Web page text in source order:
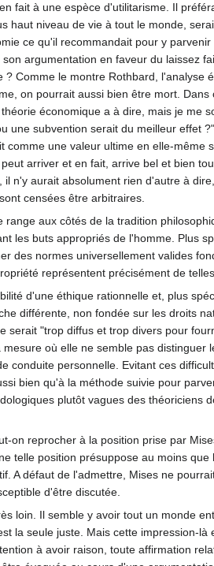
fait à une espèce d'utilitarisme. Il
haut niveau de vie à tout le monde,
ce qu'il recommandait pour y
argumentation en faveur du laissez
Comme le montre Rothbard,
on pourrait aussi bien être mort.
économique a à dire, mais je
une subvention serait du meilleur effet
comme une valeur ultime en elle-
arriver et en fait, arrive bel et bien
n'y aurait absolument rien d'autre à
censées être arbitraires.
range aux côtés de la tradition
les buts appropriés de l'homme. Plus
des normes universellement valides
représentent précisément de
d'une éthique rationnelle et, plus
différente, non fondée sur les droits
serait "trop diffus et trop divers pour
où elle ne semble pas
conduite personnelle. Evitant ces
bien qu'à la méthode suivie pour
plutôt vagues des
on reprocher à la position prise par
telle position présuppose au moins
A défaut de l'admettre, Mises ne
d'être discutée.
loin. Il semble y avoir tout un monde
la seule juste. Mais cette impression-
à avoir raison, toute affirmation